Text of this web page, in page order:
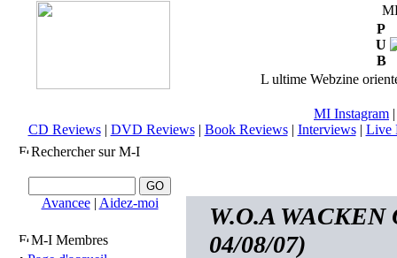
P
U
B
L ultime Webzine
MI Instagram
CD Reviews| DVD Reviews| Book Reviews| Interviews| Live
Rechercher sur M-I
Avancee| Aidez-moi
M-I Membres
W.O.A WACKEN
04/08/07)